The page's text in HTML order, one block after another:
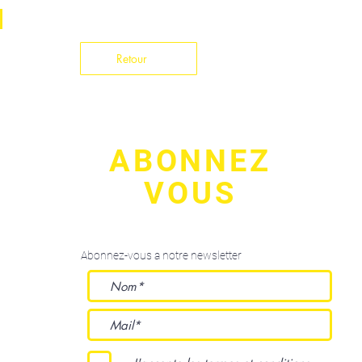
Retour
ABONNEZ
VOUS
Abonnez-vous a notre newsletter